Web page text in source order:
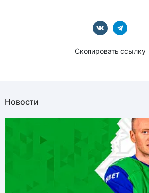
Скопировать ссылку
Новости